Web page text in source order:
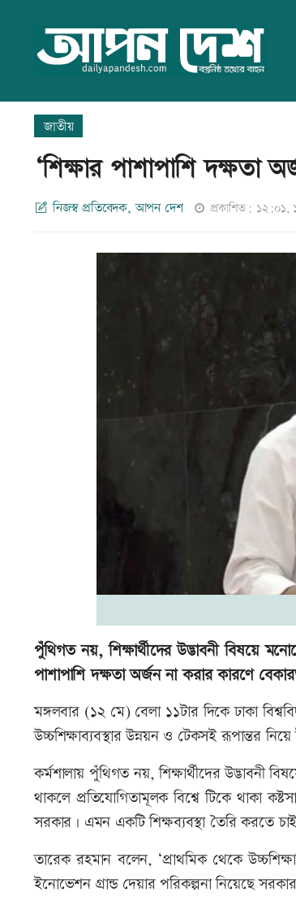
জাতীয়
‘শিক্ষার পাশাপাশি দক্ষতা
নিজস্ব প্রতিবেদক, আপন দেশ প্রকাশিত: ১২:০১,
পুঁথিগত নয়, শিক্ষার্থীদের উদ্ভাবনী বিষয়ে
পাশাপাশি দক্ষতা অর্জন না করার কারণে
মঙ্গলবার (১২ মে) বেলা ১১টার দিকে ঢাকা
উচ্চশিক্ষাব্যবস্থার উন্নয়ন ও টেকসই রূপান্তর
কর্মশালায় পুঁথিগত নয়, শিক্ষার্থীদের উদ্ভাবনী
থাকলে প্রতিযোগিতামূলক বিশ্বে টিকে থাকা
সরকার। এমন একটি শিক্ষব্যবস্থা তৈরি করতে
তারেক রহমান বলেন, ‘প্রাথমিক থেকে
ইনোভেশন গ্রান্ড দেয়ার পরিকল্পনা নিয়েছে